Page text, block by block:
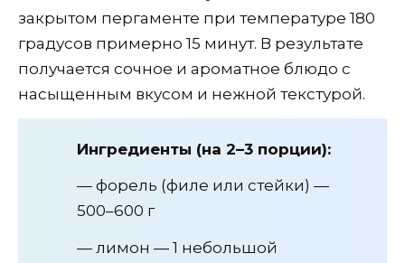
закрытом пергаменте при температуре 180
градусов примерно 15 минут. В результате
получается сочное и ароматное блюдо с
насыщенным вкусом и нежной текстурой.
Ингредиенты (на 2–3 порции):
— форель (филе или стейки) —
500–600 г
— лимон — 1 небольшой